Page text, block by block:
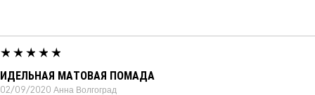
ИДЕЛЬНАЯ МАТОВАЯ ПОМАДА
02/09/2020 Анна Волгоград